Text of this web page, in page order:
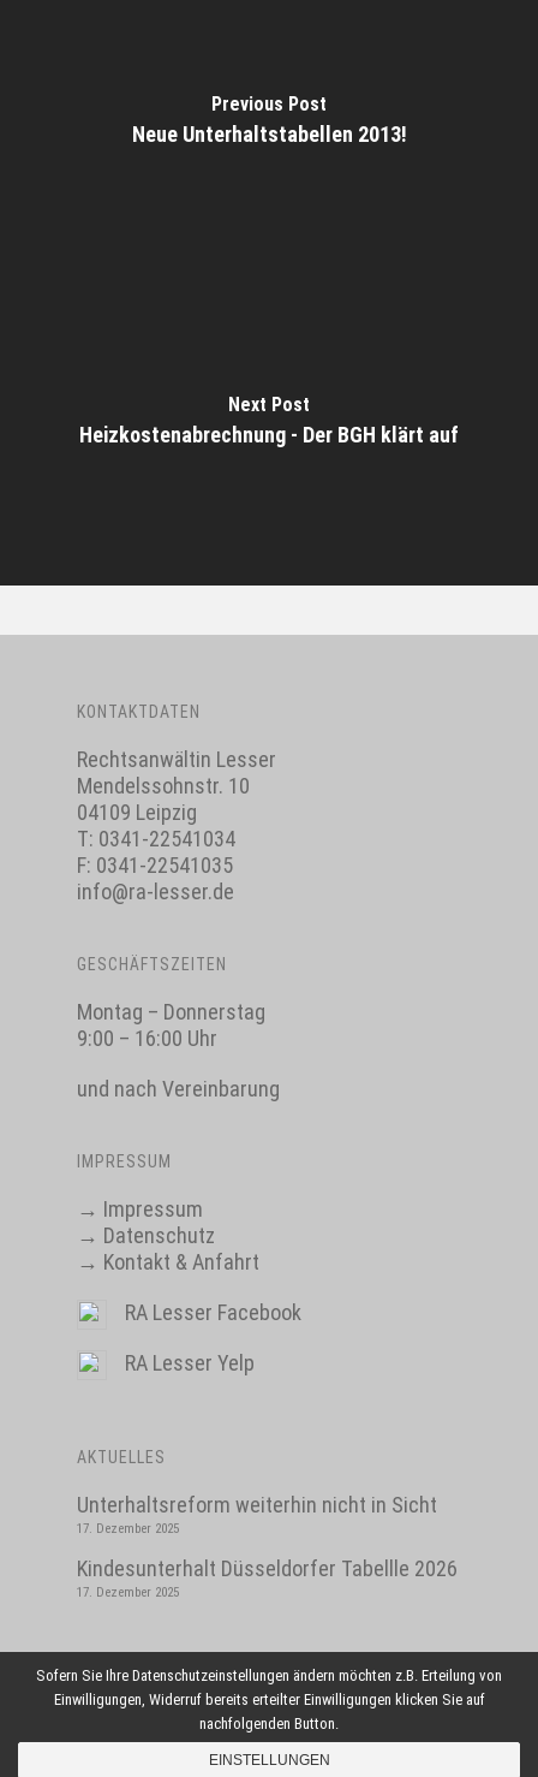
Previous Post
Neue Unterhaltstabellen 2013!
Next Post
Heizkostenabrechnung - Der BGH klärt auf
KONTAKTDATEN
Rechtsanwältin Lesser
Mendelssohnstr. 10
04109 Leipzig
T: 0341-22541034
F: 0341-22541035
info@ra-lesser.de
GESCHÄFTSZEITEN
Montag – Donnerstag
9:00 – 16:00 Uhr
und nach Vereinbarung
IMPRESSUM
→ Impressum
→ Datenschutz
→ Kontakt & Anfahrt
RA Lesser Facebook
RA Lesser Yelp
AKTUELLES
Unterhaltsreform weiterhin nicht in Sicht
17. Dezember 2025
Kindesunterhalt Düsseldorfer Tabellle 2026
17. Dezember 2025
© 2026 Rechtsanwältin Lesser Leipzig.
Sofern Sie Ihre Datenschutzeinstellungen ändern möchten z.B. Erteilung von
Einwilligungen, Widerruf bereits erteilter Einwilligungen klicken Sie auf
nachfolgenden Button.
EINSTELLUNGEN